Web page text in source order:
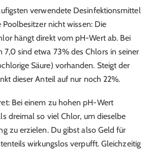
verwendete Desinfektionsmittel
Poolbesitzer nicht wissen: Die
hängt direkt vom pH-Wert ab. Bei
sind etwa 73% des Chlors in seiner
Säure) vorhanden. Steigt der
dieser Anteil auf nur noch 22%.
Bei einem zu hohen pH-Wert
dreimal so viel Chlor, um dieselbe
zu erzielen. Du gibst also Geld für
wirkungslos verpufft. Gleichzeitig